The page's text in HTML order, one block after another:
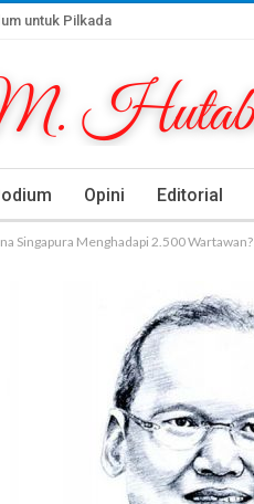
untuk Pilkada
Opini Editorial
Singapura Menghadapi 2.500 Wartawan?